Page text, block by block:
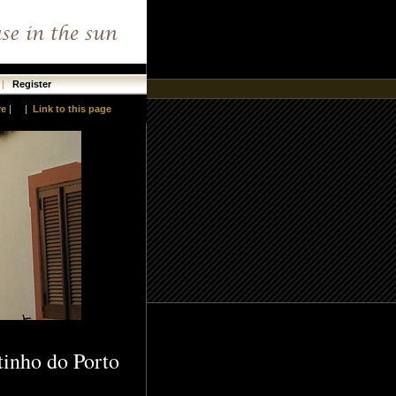
| Register
| | Link to this page
do Porto